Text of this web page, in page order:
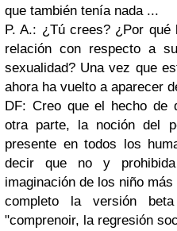
que también tenía nada ...
P. A.: ¿Tú crees? ¿Por
relación con respecto a
sexualidad? Una vez que
ahora ha vuelto a aparecer
DF: Creo que el hecho de
otra parte, la noción del
presente en todos los
decir que no y
imaginación de los niño
completo la versión
"comprenoir, la regresión